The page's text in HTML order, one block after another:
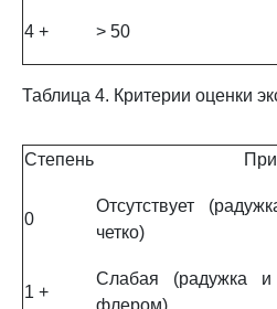
4 + > 50
Таблица 4. Критерии оценки
Степень
0
Отсутствует
четко)
1 +
Слабая (радужка и
флером)